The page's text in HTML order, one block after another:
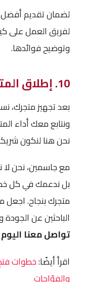
لضمان تقديم أفضل
لفريق العمل على
وتوضيح فوائدها.
10. إطلاق المتجر ومتابعة الأداء
بعد تجهيز متجرك،
ونتابع معك أداء
نحن هنا لنكون
مع جاسمين، نحن لا
بل ندعمك في كل
متجرك بنجاح.
الباحثين عن
تواصل معنا اليوم
اقرأ أيضًا:خطوات
والفوّاحات